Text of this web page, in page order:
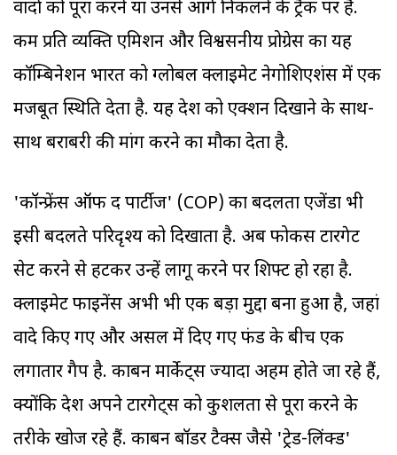
वादों को पूरा करने या उनसे आगे निकलने के ट्रैक पर है.
कम प्रति व्यक्ति एमिशन और विश्वसनीय प्रोग्रेस का यह
कॉम्बिनेशन भारत को ग्लोबल क्लाइमेट नेगोशिएशंस में एक
मजबूत स्थिति देता है. यह देश को एक्शन दिखाने के साथ-
साथ बराबरी की मांग करने का मौका देता है.
'कॉन्फ्रेंस ऑफ द पार्टीज' (COP) का बदलता एजेंडा भी
इसी बदलते परिदृश्य को दिखाता है. अब फोकस टारगेट
सेट करने से हटकर उन्हें लागू करने पर शिफ्ट हो रहा है.
क्लाइमेट फाइनेंस अभी भी एक बड़ा मुद्दा बना हुआ है, जहां
वादे किए गए और असल में दिए गए फंड के बीच एक
लगातार गैप है. कार्बन मार्केट्स ज्यादा अहम होते जा रहे हैं,
क्योंकि देश अपने टारगेट्स को कुशलता से पूरा करने के
तरीके खोज रहे हैं. कार्बन बॉर्डर टैक्स जैसे 'ट्रेड-लिंक्ड'